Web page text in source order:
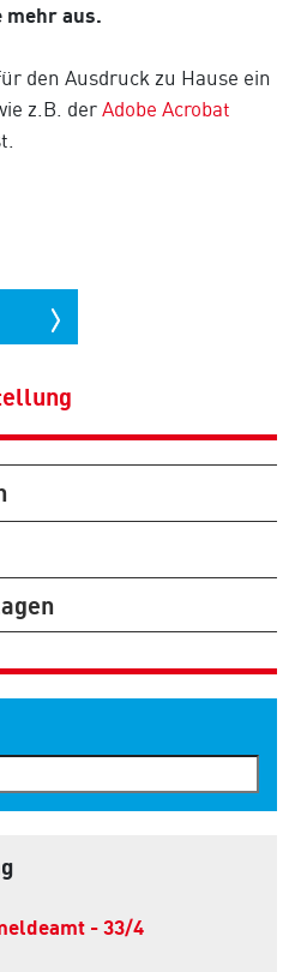
mehr aus.
den Ausdruck zu Hause ein
z.B. derAdobe Acrobat
- 33/4